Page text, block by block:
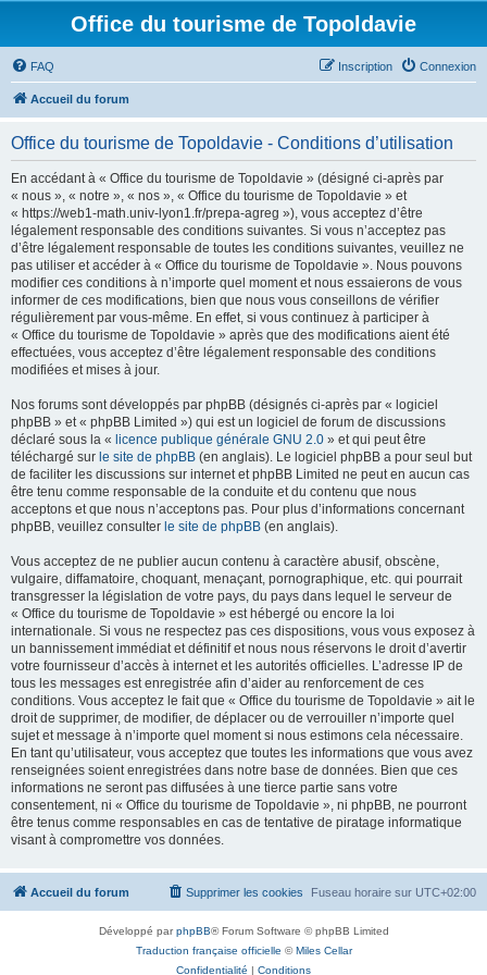
Office du tourisme de Topoldavie
FAQ Connexion
Inscription
Accueil du forum
Office du tourisme de Topoldavie - Conditions d’utilisation
En accédant à « Office du tourisme de Topoldavie » (désigné ci-après par
« nous », « notre », « nos », « Office du tourisme de Topoldavie » et
« https://web1-math.univ-lyon1.fr/prepa-agreg »), vous acceptez d’être
légalement responsable des conditions suivantes. Si vous n’acceptez pas
d’être légalement responsable de toutes les conditions suivantes, veuillez ne
pas utiliser et accéder à « Office du tourisme de Topoldavie ». Nous pouvons
modifier ces conditions à n’importe quel moment et nous essaierons de vous
informer de ces modifications, bien que nous vous conseillons de vérifier
régulièrement par vous-même. En effet, si vous continuez à participer à
« Office du tourisme de Topoldavie » après que des modifications aient été
effectuées, vous acceptez d’être légalement responsable des conditions
modifiées et mises à jour.
Nos forums sont développés par phpBB (désignés ci-après par « logiciel
phpBB » et « phpBB Limited ») qui est un logiciel de forum de discussions
déclaré sous la « licence publique générale GNU 2.0 » et qui peut être
téléchargé sur le site de phpBB (en anglais). Le logiciel phpBB a pour seul but
de faciliter les discussions sur internet et phpBB Limited ne peut en aucun cas
être tenu comme responsable de la conduite et du contenu que nous
acceptons et que nous n’acceptons pas. Pour plus d’informations concernant
phpBB, veuillez consulter le site de phpBB (en anglais).
Vous acceptez de ne publier aucun contenu à caractère abusif, obscène,
vulgaire, diffamatoire, choquant, menaçant, pornographique, etc. qui pourrait
transgresser la législation de votre pays, du pays dans lequel le serveur de
« Office du tourisme de Topoldavie » est hébergé ou encore la loi
internationale. Si vous ne respectez pas ces dispositions, vous vous exposez à
un bannissement immédiat et définitif et nous nous réservons le droit d’avertir
votre fournisseur d’accès à internet et les autorités officielles. L’adresse IP de
tous les messages est enregistrée afin d’aider au renforcement de ces
conditions. Vous acceptez le fait que « Office du tourisme de Topoldavie » ait le
droit de supprimer, de modifier, de déplacer ou de verrouiller n’importe quel
sujet et message à n’importe quel moment si nous estimons cela nécessaire.
En tant qu’utilisateur, vous acceptez que toutes les informations que vous avez
renseignées soient enregistrées dans notre base de données. Bien que ces
informations ne seront pas diffusées à une tierce partie sans votre
consentement, ni « Office du tourisme de Topoldavie », ni phpBB, ne pourront
être tenus comme responsables en cas de tentative de piratage informatique
visant à compromettre vos données.
Accueil du forum Fuseau horaire sur UTC+02:00
Supprimer les cookies
Développé parphpBB® Forum Software © phpBB Limited
Traduction française officielle ©Miles Cellar
Confidentialité | Conditions